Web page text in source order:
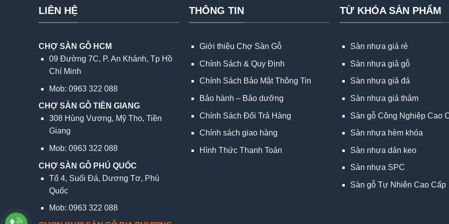
LIÊN HỆ
CHỢ SÀN GỖ HCM
09 Đường 7C, P. An Khánh, Tp Hồ
Chí Minh
Mob: 0963 322 088
CHỢ SÀN GỖ TIỀN GIANG
308 Hùng Vương, Mỹ Tho, Tiền
Giang
Mob: 0963 322 088
CHỢ SÀN GỖ PHÚ QUỐC
Tổ 4, Suối Đá, Dương Tơ, Phú
Quốc
Mob: 0963 322 088
THÔNG TIN
Giới thiệu Chợ Sàn Gỗ
Chính Sách & Quy Định
Chính Sách Bảo Mật Thông Tin
Bảo hành – Bảo dưỡng
Chính Sách Đổi Trả Hàng
Chính sách giao hàng
Hình Thức Thanh Toán
TỪ KHÓA SẢN PHẨM
Sàn nhựa giá rẻ
Sàn nhựa giả gỗ
Sàn nhựa giả đá
Sàn nhựa giả thảm
Sàn gỗ Công Nghiệp Cao
Sàn nhựa hèm khóa
Sàn nhựa dán keo
Sàn nhựa SPC
Sàn gỗ Tự Nhiên Cao Cấp